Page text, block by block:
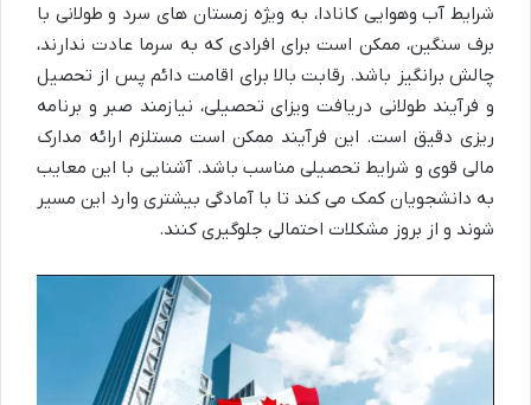
شرایط آب وهوایی کانادا، به ویژه زمستان های سرد و طولانی با
برف سنگین، ممکن است برای افرادی که به سرما عادت ندارند،
چالش برانگیز باشد. رقابت بالا برای اقامت دائم پس از تحصیل
و فرآیند طولانی دریافت ویزای تحصیلی، نیازمند صبر و برنامه
ریزی دقیق است. این فرآیند ممکن است مستلزم ارائه مدارک
مالی قوی و شرایط تحصیلی مناسب باشد. آشنایی با این معایب
به دانشجویان کمک می کند تا با آمادگی بیشتری وارد این مسیر
شوند و از بروز مشکلات احتمالی جلوگیری کنند.